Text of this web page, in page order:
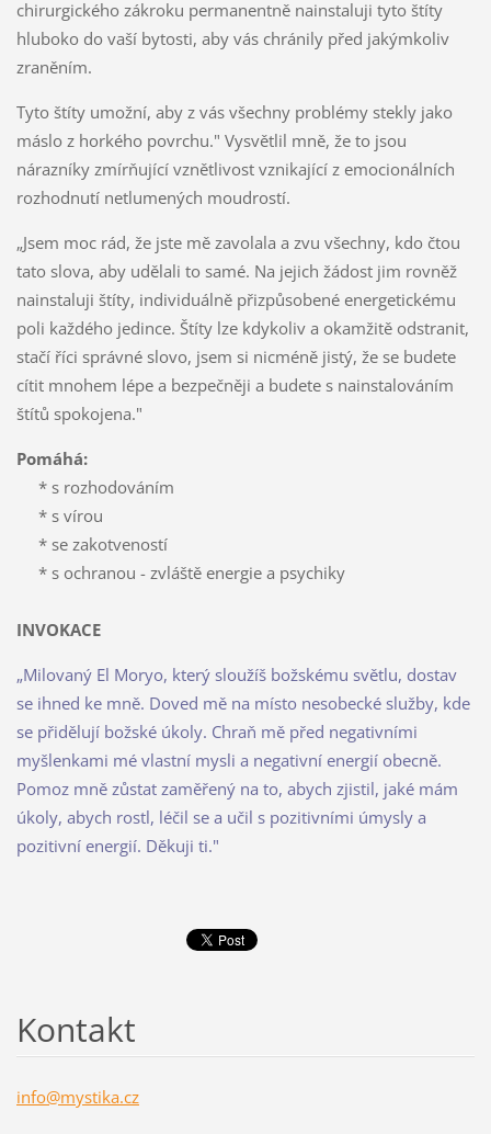
chirurgického zákroku permanentně nainstaluji tyto štíty
hluboko do vaší bytosti, aby vás chránily před jakýmkoliv
zra­něním.
Tyto štíty umožní, aby z vás všechny problémy stekly jako
máslo z horkého povrchu." Vysvětlil mně, že to jsou
nárazníky zmírňující vznětlivost vznikající z emocionálních
rozhodnutí netlumených moudrostí.
„Jsem moc rád, že jste mě zavolala a zvu všechny, kdo čtou
tato slo­va, aby udělali to samé. Na jejich žádost jim rovněž
nainstaluji štíty, in­dividuálně přizpůsobené energetickému
poli každého jedince. Štíty lze kdykoliv a okamžitě odstranit,
stačí říci správné slovo, jsem si nicméně jistý, že se budete
cítit mnohem lépe a bezpečněji a budete s nainstalová­ním
štítů spokojena."
Pomáhá:
* s rozhodováním
* s vírou
* se zakotveností
* s ochranou - zvláště energie a psychiky
INVOKACE
„Milovaný El Moryo, který sloužíš božskému světlu, dostav
se ihned ke mně. Doved mě na místo nesobecké služby, kde
se přidě­lují božské úkoly. Chraň mě před negativními
myšlenkami mé vlastní mysli a negativní energií obecně.
Pomoz mně zůstat zamě­řený na to, abych zjistil, jaké mám
úkoly, abych rostl, léčil se a učil s pozitivními úmysly a
pozitivní energií. Děkuji ti."
Kontakt
info@mystika.cz